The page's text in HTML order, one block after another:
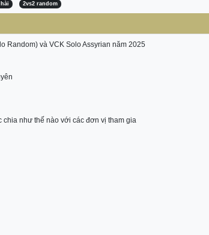
2vs2 random
Random) và VCK Solo Assyrian năm 2025
chia như thế nào với các đơn vị tham gia